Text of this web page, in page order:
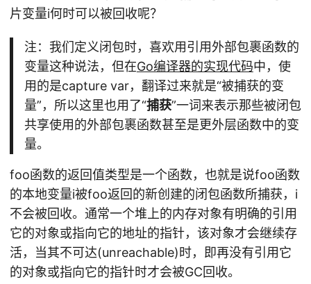
片变量i何时可以被回收呢？
注：我们定义闭包时，喜欢用引用外部包裹函数的
变量这种说法，但在Go编译器的实现代码中，使
用的是capture var，翻译过来就是“被捕获的变
量”，所以这里也用了“捕获”一词来表示那些被闭包
共享使用的外部包裹函数甚至是更外层函数中的变
量。
foo函数的返回值类型是一个函数，也就是说foo函数
的本地变量i被foo返回的新创建的闭包函数所捕获，i
不会被回收。通常一个堆上的内存对象有明确的引用
它的对象或指向它的地址的指针，该对象才会继续存
活，当其不可达(unreachable)时，即再没有引用它
的对象或指向它的指针时才会被GC回收。